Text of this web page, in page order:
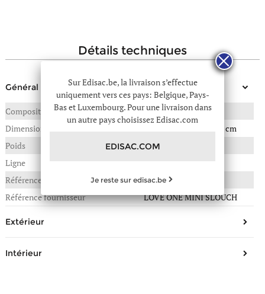
détails techniques
Général
Composition
CHEVRE
Dimensions
22(L) x 6(P) x 13(H) en cm
Poids
0,460 kg
Ligne
Référence :
26E-6244A0F6
Référence fournisseur
LOVE ONE MINI SLOUCH
Extérieur
Intérieur
Sur Edisac.be, la livraison s’effectue
uniquement vers ces pays: Belgique, Pays-
Bas et Luxembourg. Pour une livraison dans
un autre pays choisissez Edisac.com
EDISAC.COM
Je reste sur edisac.be